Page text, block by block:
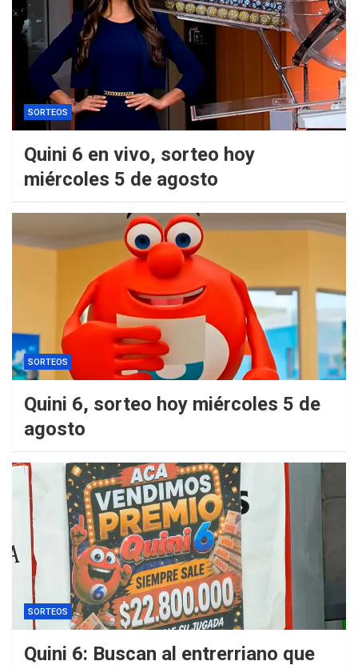
SORTEOS
Quini 6 en vivo, sorteo hoy
miércoles 5 de agosto
SORTEOS
Quini 6, sorteo hoy miércoles 5 de
agosto
SORTEOS
Quini 6: Buscan al entrerriano que